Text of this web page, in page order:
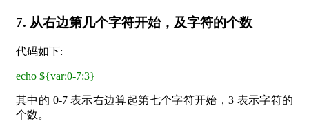
7. 从右边第几个字符开始，及字符的个数
代码如下:
echo ${var:0-7:3}
其中的 0-7 表示右边算起第七个字符开始，3 表示字符的
个数。